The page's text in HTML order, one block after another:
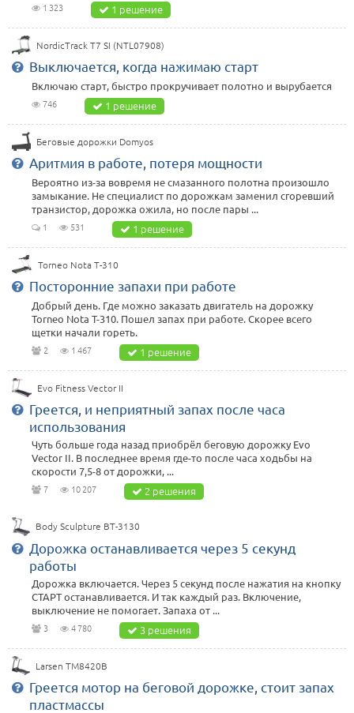
1 323 1 решение
NordicTrack T7 SI (NTL07908)
Выключается, когда нажимаю старт
Включаю старт, быстро прокручивает полотно и вырубается
746 1 решение
Беговые дорожки Domyos
Аритмия в работе, потеря мощности
Вероятно из-за вовремя не смазанного полотна произошло
замыкание. Не специалист по дорожкам заменил сгоревший
транзистор, дорожка ожила, но после пары ...
1 531 1 решение
Torneo Nota T-310
Посторонние запахи при работе
Добрый день. Где можно заказать двигатель на дорожку
Torneo Nota T-310. Пошел запах при работе. Скорее всего
щетки начали гореть.
2 1 467 1 решение
Evo Fitness Vector II
Греется, и неприятный запах после часа
использования
Чуть больше года назад приобрёл беговую дорожку Evo
Vector II. В последнее время где-то после часа ходьбы на
скорости 7,5-8 от дорожки, ...
7 10 207 2 решения
Body Sculpture BT-3130
Дорожка останавливается через 5 секунд
работы
Дорожка включается. Через 5 секунд после нажатия на кнопку
СТАРТ останавливается. И так каждый раз. Включение,
выключение не помогает. Запаха от ...
3 4 780 3 решения
Larsen TM8420B
Греется мотор на беговой дорожке, стоит запах
пластмассы